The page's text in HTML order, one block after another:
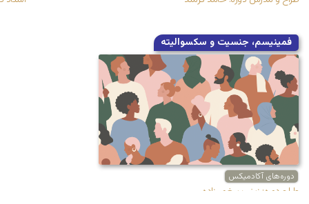
فمینیسم، جنسیت و سکسوالیته
دوره‌های آکادمیکس
طراح دوره:‌ زینب پیغمبرزاده